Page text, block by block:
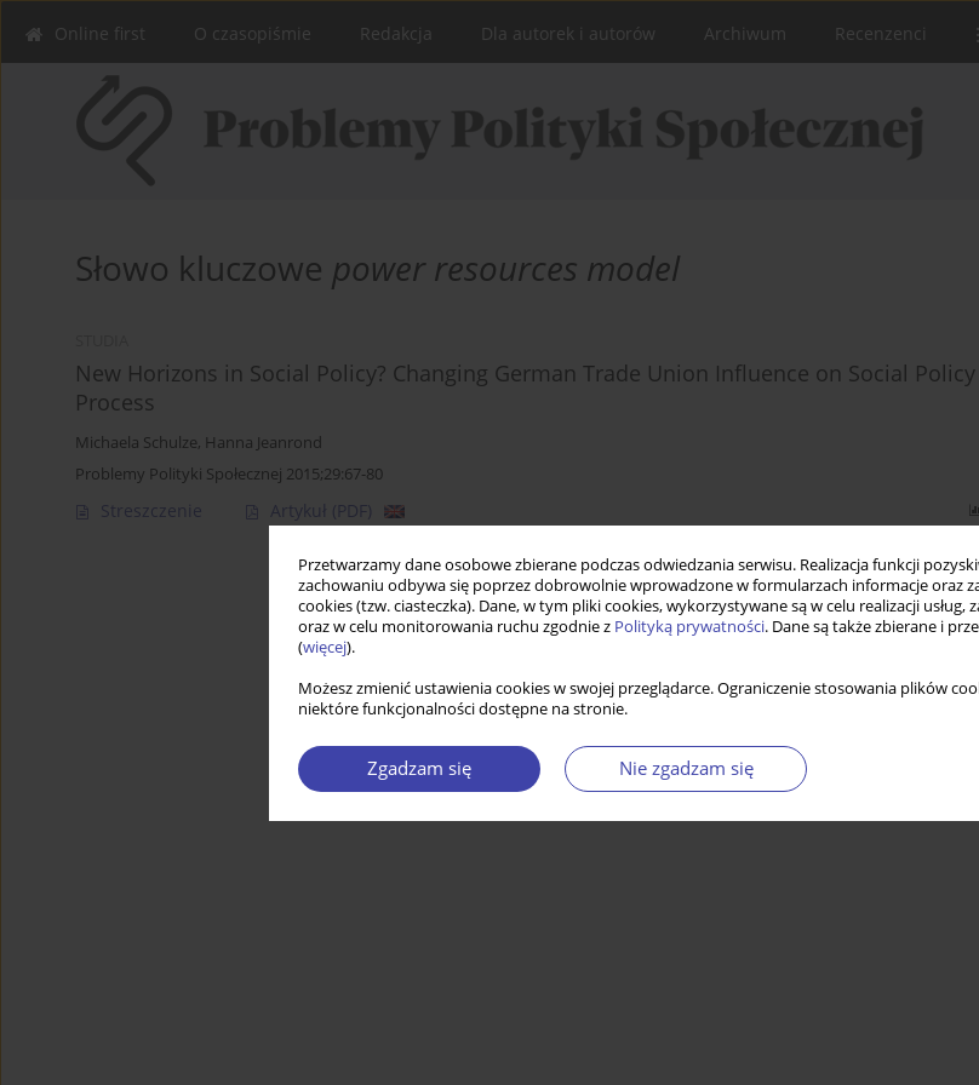
Przetwarzamy dane osobowe zbierane podczas odwiedzania serwisu. Realizacja funkcji
zachowaniu odbywa się poprzez dobrowolnie wprowadzone w formularzach informacje oraz
cookies (tzw. ciasteczka). Dane, w tym pliki cookies, wykorzystywane są w celu realizacji
oraz w celu monitorowania ruchu zgodnie z Polityką prywatności. Dane są także zbierane i
(więcej).
Możesz zmienić ustawienia cookies w swojej przeglądarce. Ograniczenie stosowania plików
niektóre funkcjonalności dostępne na stronie.
Zgadzam się Nie zgadzam się
Online first O czasopiśmie Redakcja Dla autorek i autorów Archiwum Recenzenci
Słowo kluczowe power resources model
New Horizons in Social Policy? Changing German Trade Union Influence on Social
Process
Michaela Schulze, Hanna Jeanrond
Problemy Polityki Społecznej 2015;29:67-80
Streszczenie Artykuł (PDF)